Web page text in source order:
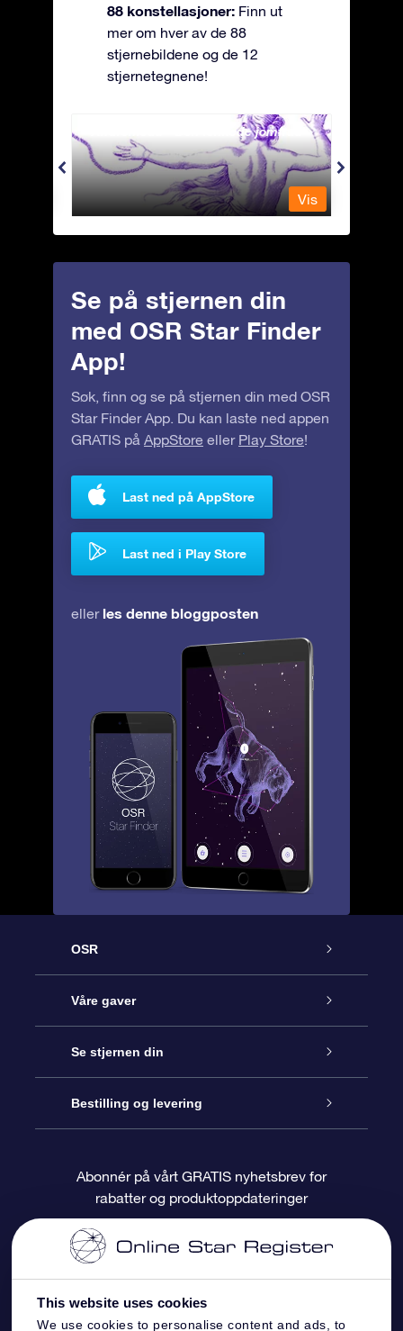
This website uses cookies
We use cookies to personalise content and ads, to
88 konstellasjoner: Finn ut
mer om hver av de 88
stjernebildene og de 12
stjernetegnene!
Andromeda - Den lenkede jomfrua
Vis
Se på stjernen din
med OSR Star Finder
App!
Søk, finn og se på stjernen din med OSR
Star Finder App. Du kan laste ned appen
GRATIS på AppStore eller Play Store!
Last ned på AppStore
Last ned i Play Store
eller les denne bloggposten
OSR
Kundeservice
Kontakt oss
Bloggen
Anmeldelser
Våre gaver
Online Stjernegave
OSR Gavepakke
OSR-gavekortet
Bedriftsgaver
Se stjernen din
Star Register
Pesontilpasset stjerneside
One Million Stars
OSR Starsaver
Bestilling og levering
Betalingsinformasjon
Fraktinformasjon
Returpolicy
Abonnér på vårt GRATIS nyhetsbrev for
rabatter og produktoppdateringer